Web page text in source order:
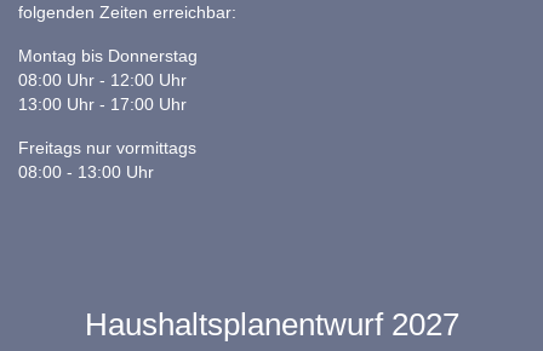
folgenden Zeiten erreichbar:
Montag bis Donnerstag
08:00 Uhr - 12:00 Uhr
13:00 Uhr - 17:00 Uhr
Freitags nur vormittags
08:00 - 13:00 Uhr
Haushaltsplanentwurf 2027